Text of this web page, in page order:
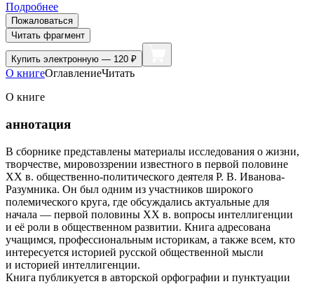
Подробнее
Пожаловаться
Читать фрагмент
Купить электронную — 120 ₽
О книгеОглавлениеЧитать
О книге
аннотация
В сборнике представлены материалы исследования о жизни,
творчестве, мировоззрении известного в первой половине
ХХ в. общественно-политического деятеля Р. В. Иванова-
Разумника. Он был одним из участников широкого
полемического круга, где обсуждались актуальные для
начала — первой половины ХХ в. вопросы интеллигенции
и её роли в общественном развитии. Книга адресована
учащимся, профессиональным историкам, а также всем, кто
интересуется историей русской общественной мысли
и историей интеллигенции.
Книга публикуется в авторской орфографии и пунктуации